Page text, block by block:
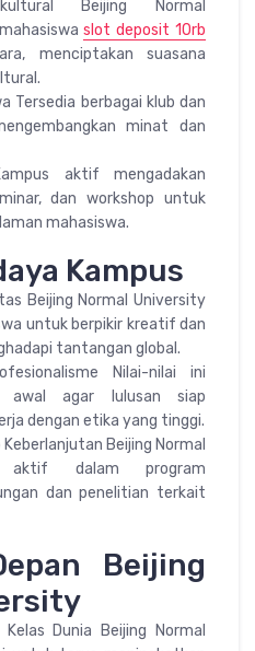
Beijing Normal
slot deposit 10rb
menciptakan suasana
Tersedia berbagai klub dan
minat dan
aktif mengadakan
dan workshop untuk
mahasiswa.
Kampus
Beijing Normal University
untuk berpikir kreatif dan
tantangan global.
Nilai-nilai ini
awal agar lulusan siap
dengan etika yang tinggi.
Beijing Normal
aktif dalam program
dan penelitian terkait
Beijing
Dunia Beijing Normal